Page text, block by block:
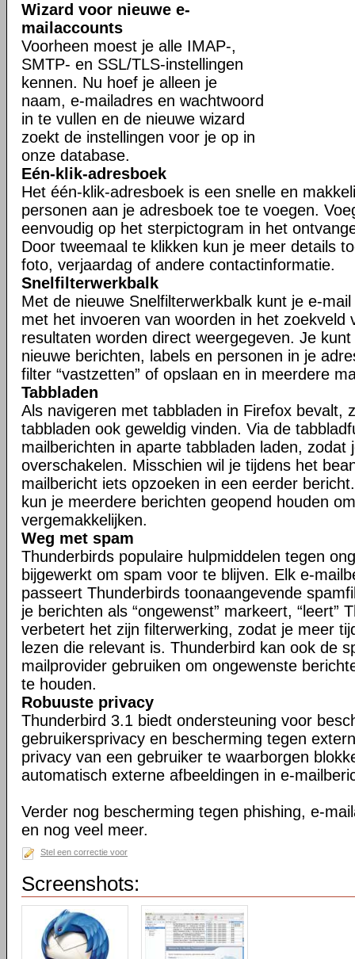
Wizard voor nieuwe e-
mailaccounts
Voorheen moest je alle IMAP-,
SMTP- en SSL/TLS-instellingen
kennen. Nu hoef je alleen je
naam, e-mailadres en wachtwoord
in te vullen en de nieuwe wizard
zoekt de instellingen voor je op in
onze database.
Eén-klik-adresboek
Het één-klik-adresboek is een snelle en
personen aan je adresboek toe te voegen.
eenvoudig op het sterpictogram in het
Door tweemaal te klikken kun je meer details
foto, verjaardag of andere contactinformatie.
Snelfilterwerkbalk
Met de nieuwe Snelfilterwerkbalk kunt je e-
met het invoeren van woorden in het zoekveld
resultaten worden direct weergegeven. Je
nieuwe berichten, labels en personen in je
filter “vastzetten” of opslaan en in meerdere
Tabbladen
Als navigeren met tabbladen in Firefox bevalt,
tabbladen ook geweldig vinden. Via de
mailberichten in aparte tabbladen laden, zodat
overschakelen. Misschien wil je tijdens het
mailbericht iets opzoeken in een eerder
kun je meerdere berichten geopend houden
vergemakkelijken.
Weg met spam
Thunderbirds populaire hulpmiddelen tegen
bijgewerkt om spam voor te blijven. Elk e-
passeert Thunderbirds toonaangevende
je berichten als “ongewenst” markeert, “leert”
verbetert het zijn filterwerking, zodat je meer
lezen die relevant is. Thunderbird kan ook de
mailprovider gebruiken om ongewenste
te houden.
Robuuste privacy
Thunderbird 3.1 biedt ondersteuning voor
gebruikersprivacy en bescherming tegen
privacy van een gebruiker te waarborgen
automatisch externe afbeeldingen in e-
Verder nog bescherming tegen phishing, e-
en nog veel meer.
Stel een correctie voor
Screenshots: